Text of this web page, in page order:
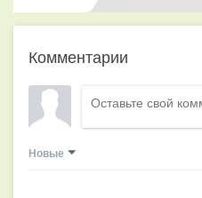
Комментарии
Новые